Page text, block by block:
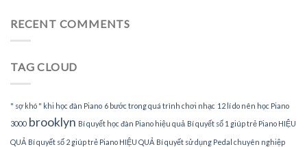
RECENT COMMENTS
TAG CLOUD
" sợ khó " khi học đàn Piano 6 bước trong quá trình chơi nhạc 12 lí do nên học Piano
3000 brooklyn Bí quyết học đàn Piano hiệu quả Bí quyết số 1 giúp trẻ Piano HIỆU
QUẢ Bí quyết số 2 giúp trẻ Piano HIỆU QUẢ Bí quyết sử dụng Pedal chuyên nghiệp